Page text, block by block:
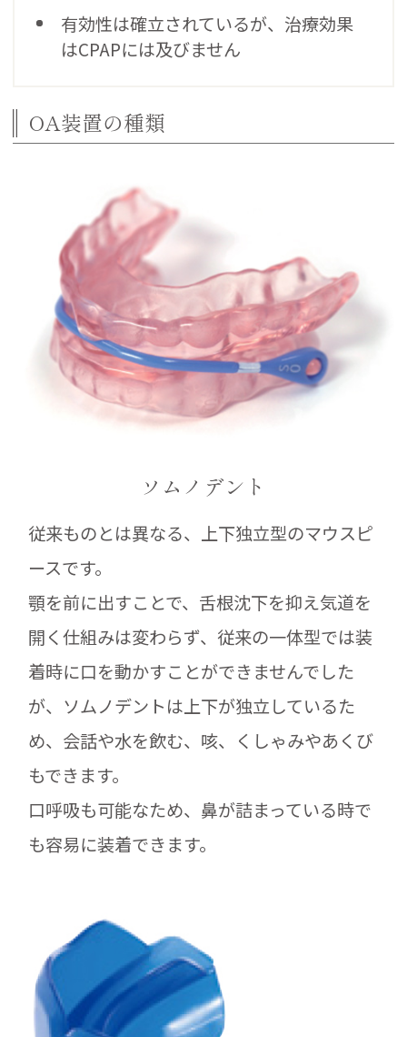
有効性は確立されているが、治療効果
はCPAPには及びません
OA装置の種類
ソムノデント
従来ものとは異なる、上下独立型のマウスピ
ースです。
顎を前に出すことで、舌根沈下を抑え気道を
開く仕組みは変わらず、従来の一体型では装
着時に口を動かすことができませんでした
が、ソムノデントは上下が独立しているた
め、会話や水を飲む、咳、くしゃみやあくび
もできます。
口呼吸も可能なため、鼻が詰まっている時で
も容易に装着できます。